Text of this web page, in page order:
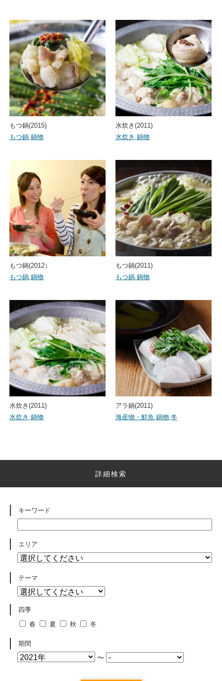
もつ鍋(2015)
もつ鍋,鍋物
水炊き(2011)
水炊き ,鍋物
もつ鍋(2012）
もつ鍋,鍋物
もつ鍋(2011)
もつ鍋,鍋物
水炊き(2011)
水炊き ,鍋物
アラ鍋(2011)
海産物・鮮魚,鍋物,冬
詳細検索
キーワード
エリア
テーマ
四季
春
夏 秋 冬
期間
〜